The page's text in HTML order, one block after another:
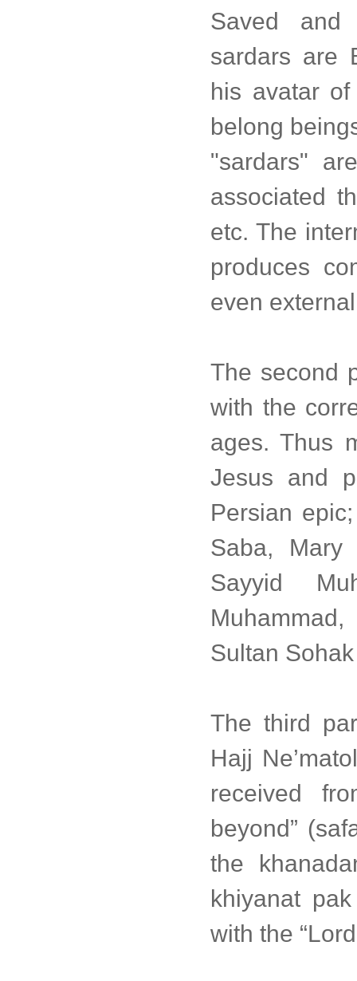
Saved and
sardars are
his avatar of
belong
"sardars"
associated
etc. The
produces
even
The second
with the
ages. Thus
Jesus and
Persian
Saba,
Sayyid
Sultan
The third
Hajj
received
beyond”
the
khiyanat
with the